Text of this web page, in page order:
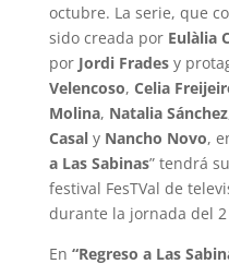
octubre. La serie, que
sido creada por Eulàlia
por Jordi Fradesy
Velencoso, Celia
Molina, Natalia Sánchez
Casaly Nancho Novo,
a Las Sabinas” tendrá
festival FesTVal de
durante la jornada del
En “Regreso a Las